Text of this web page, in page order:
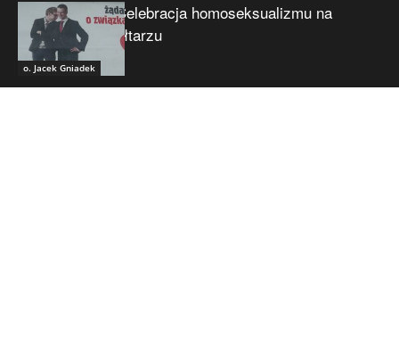
o. Jacek Gniadek
Celebracja homoseksualizmu na
ołtarzu